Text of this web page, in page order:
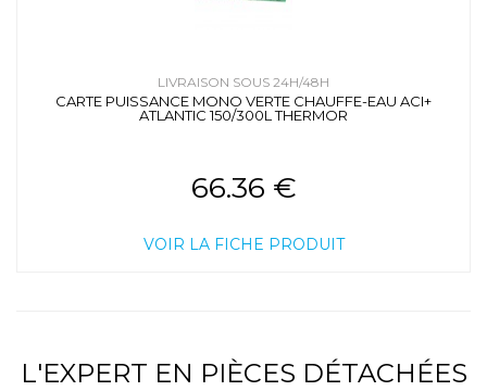
LIVRAISON SOUS 24H/48H
CARTE PUISSANCE MONO VERTE CHAUFFE-EAU ACI+
ATLANTIC 150/300L THERMOR
66.36 €
VOIR LA FICHE PRODUIT
L'EXPERT EN PIÈCES DÉTACHÉES